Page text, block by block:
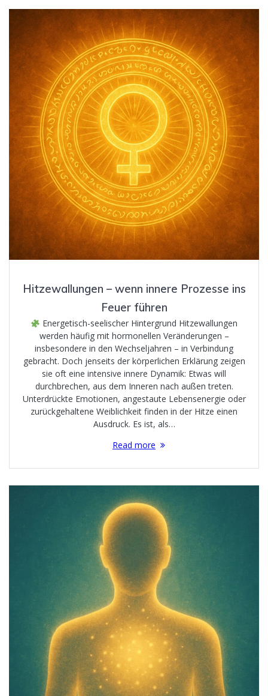
Hitzewallungen – wenn innere Prozesse ins
Feuer führen
Energetisch-seelischer Hintergrund Hitzewallungen
werden häufig mit hormonellen Veränderungen –
insbesondere in den Wechseljahren – in Verbindung
gebracht. Doch jenseits der körperlichen Erklärung zeigen
sie oft eine intensive innere Dynamik: Etwas will
durchbrechen, aus dem Inneren nach außen treten.
Unterdrückte Emotionen, angestaute Lebensenergie oder
zurückgehaltene Weiblichkeit finden in der Hitze einen
Ausdruck. Es ist, als…
Read more